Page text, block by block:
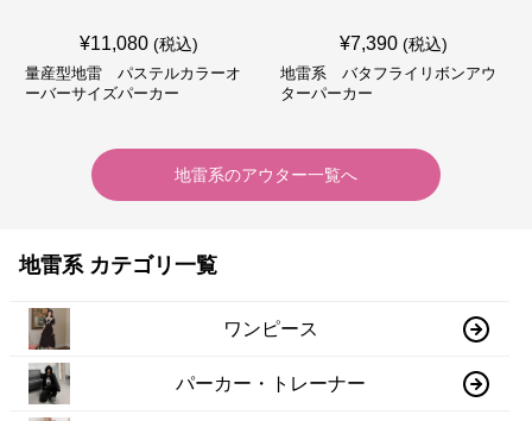
¥11,080 (税込)
量産型地雷 パステルカラーオ
ーバーサイズパーカー
¥7,390 (税込)
地雷系 バタフライリボンアウ
ターパーカー
地雷系のアウター一覧へ
地雷系 カテゴリ一覧
ワンピース
パーカー・トレーナー